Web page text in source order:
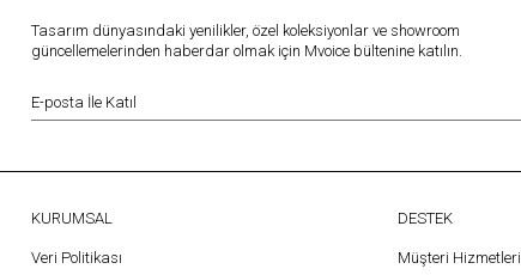
Tasarım dünyasındaki yenilikler, özel koleksiyonlar ve showroom
güncellemelerinden haberdar olmak için Mvoice bültenine katılın.
KURUMSAL
Veri Politikası
DESTEK
Müşteri Hizmetleri